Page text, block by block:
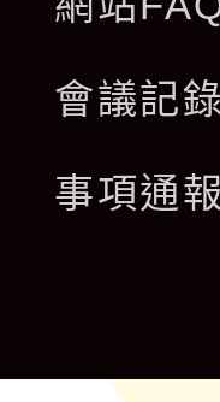
會議記錄
事項通報